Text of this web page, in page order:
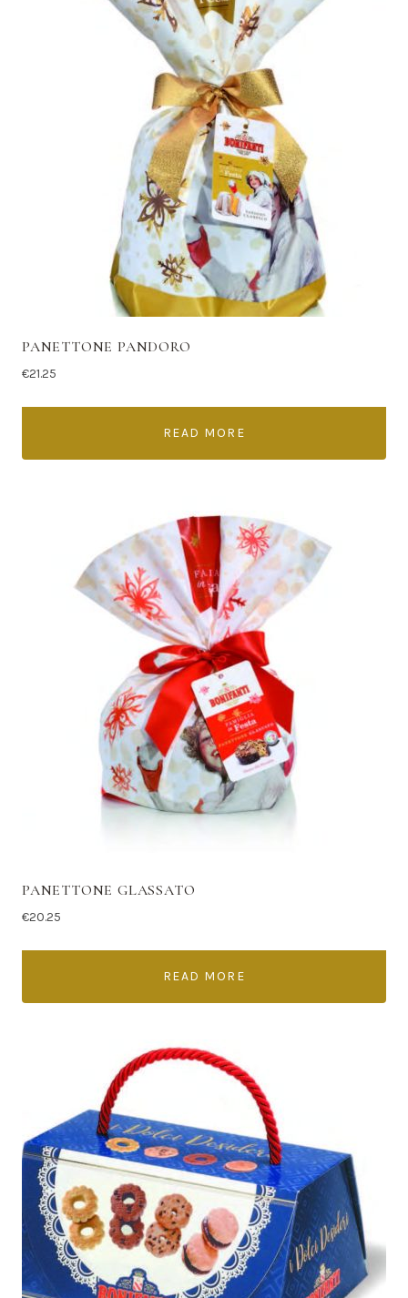
PANETTONE PANDORO
€21.25
READ MORE
PANETTONE GLASSATO
€20.25
READ MORE